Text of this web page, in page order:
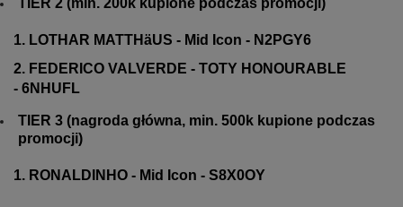
TIER 2 (min. 200k kupione podczas promocji)
1. LOTHAR MATTHäUS - Mid Icon - N2PGY6
2. FEDERICO VALVERDE - TOTY HONOURABLE
- 6NHUFL
TIER 3 (nagroda główna, min. 500k kupione podczas
promocji)
1. RONALDINHO - Mid Icon - S8X0OY